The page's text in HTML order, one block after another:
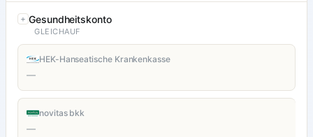
Gesundheitskonto
GLEICHAUF
HEK-Hanseatische Krankenkasse
—
novitas bkk
—